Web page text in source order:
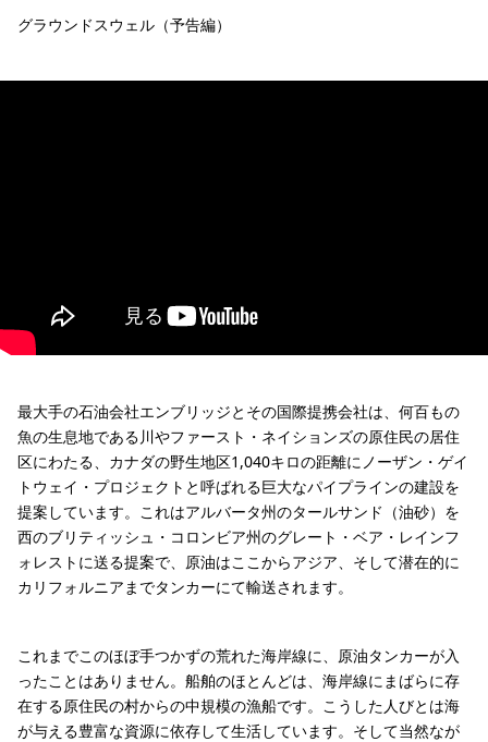
グラウンドスウェル（予告編）
最大手の石油会社エンブリッジとその国際提携会社は、何百もの
魚の生息地である川やファースト・ネイションズの原住民の居住
区にわたる、カナダの野生地区1,040キロの距離にノーザン・ゲイ
トウェイ・プロジェクトと呼ばれる巨大なパイプラインの建設を
提案しています。これはアルバータ州のタールサンド（油砂）を
西のブリティッシュ・コロンビア州のグレート・ベア・レインフ
ォレストに送る提案で、原油はここからアジア、そして潜在的に
カリフォルニアまでタンカーにて輸送されます。
これまでこのほぼ手つかずの荒れた海岸線に、原油タンカーが入
ったことはありません。船舶のほとんどは、海岸線にまばらに存
在する原住民の村からの中規模の漁船です。こうした人びとは海
が与える豊富な資源に依存して生活しています。そして当然なが